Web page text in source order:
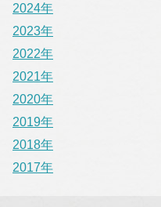
2024年
2023年
2022年
2021年
2020年
2019年
2018年
2017年